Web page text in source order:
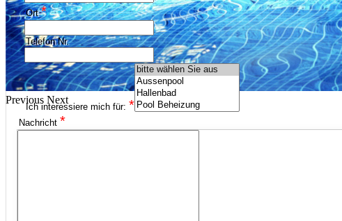
Previous Next
Ort*
Telefon Nr.
Ich interessiere mich für: *
Nachricht *